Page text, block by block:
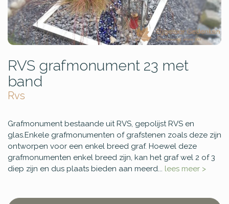
RVS grafmonument 23 met
band
Rvs
Grafmonument bestaande uit RVS, gepolijst RVS en
glas.Enkele grafmonumenten of grafstenen zoals deze zijn
ontworpen voor een enkel breed graf. Hoewel deze
grafmonumenten enkel breed zijn, kan het graf wel 2 of 3
diep zijn en dus plaats bieden aan meerd... lees meer >